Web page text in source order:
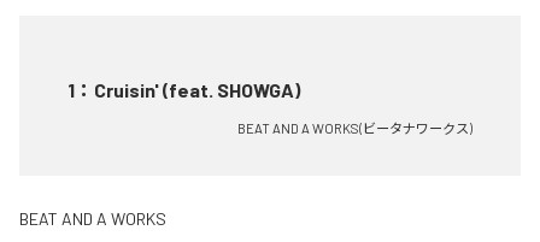
1 ： Cruisin' (feat. SHOWGA)
BEAT AND A WORKS(ビータナワークス)
BEAT AND A WORKS